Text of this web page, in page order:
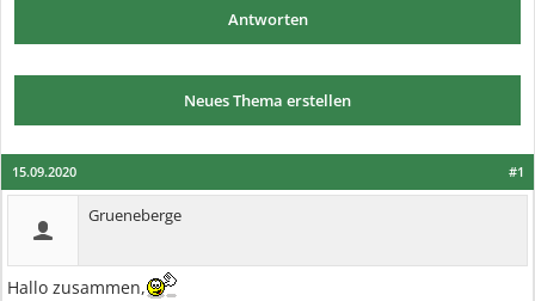
Antworten
Neues Thema erstellen
#1
15.09.2020
Grueneberge
Hallo zusammen,